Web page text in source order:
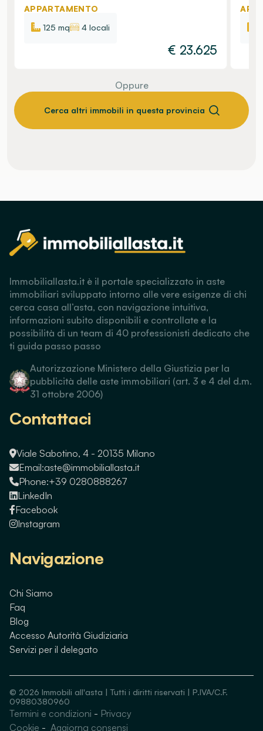
APPARTAMENTO
125 mq
4 locali
€ 23.625
Oppure
Cerca altri immobili in questa provincia
Guarda immobili simili
Immobiliallasta.it è il portale specializzato in aste
immobiliari sviluppato intorno alle vere esigenze di chi
cerca casa all’asta, con navigazione intuitiva,
informazioni subito disponibili e controllate e la
possibilità di un team di 40 professionisti dedicato che
ti guida passo passo
Autorizzazione Ministero della Giustizia per la
pubblicità delle aste immobiliari (art. 3 e 4 del d.m.
31 ottobre 2006)
Contattaci
Viale Sabotino, 4 - 20135 Milano
Email:aste@immobiliallasta.it
Phone:+39 0280888267
LinkedIn
Facebook
Instagram
Navigazione
Chi Siamo
Faq
Blog
Accesso Autorità Giudiziaria
Servizi per il delegato
© 2026 Immobili all'asta | Tutti i diritti riservati | P.IVA/C.F.
09880380960
Termini e condizioni - Privacy
Cookie - Aggiorna consensi